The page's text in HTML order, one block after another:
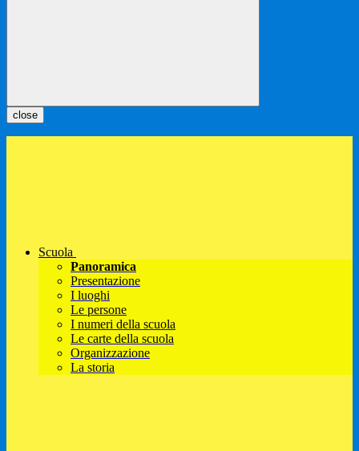
close
Scuola
Panoramica
Presentazione
I luoghi
Le persone
I numeri della scuola
Le carte della scuola
Organizzazione
La storia